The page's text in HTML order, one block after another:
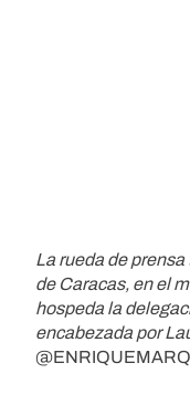
La rueda de
de Caracas, en el
hospeda la
encabezada por